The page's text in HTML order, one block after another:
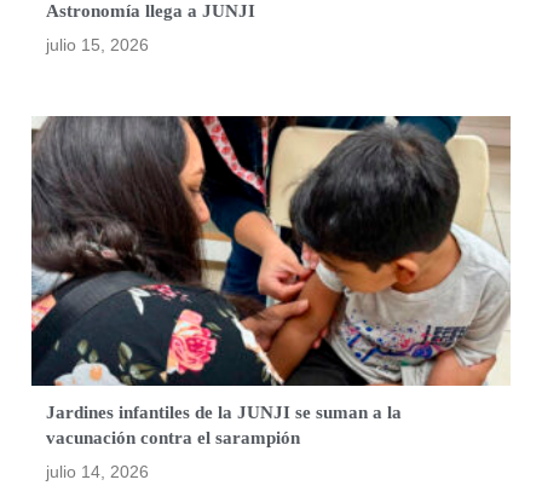
Astronomía llega a JUNJI
julio 15, 2026
Jardines infantiles de la JUNJI se suman a la
vacunación contra el sarampión
julio 14, 2026